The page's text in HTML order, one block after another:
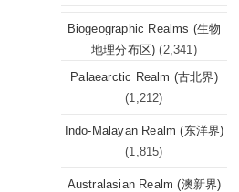
Biogeographic Realms (生物
地理分布区) (2,341)
Palaearctic Realm (古北界)
(1,212)
Indo-Malayan Realm (东洋界)
(1,815)
Australasian Realm (澳新界)